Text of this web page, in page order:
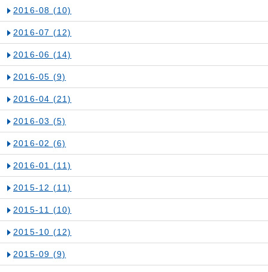
2016-08 (10)
2016-07 (12)
2016-06 (14)
2016-05 (9)
2016-04 (21)
2016-03 (5)
2016-02 (6)
2016-01 (11)
2015-12 (11)
2015-11 (10)
2015-10 (12)
2015-09 (9)